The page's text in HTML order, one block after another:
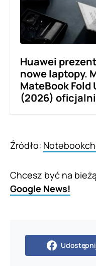
Huawei
nowe laptopy.
MateBook
(2026)
Źródło:
Chcesz być na
Google News!